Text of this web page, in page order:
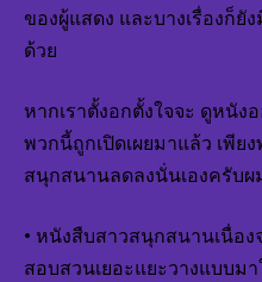
ของผู้แสดง และบางเรื่องก็
ด้วย
หากเราตั้งอกตั้งใจจะ ดูหนั
พวกนี้ถูกเปิดเผยมาแล้ว เพีย
สนุกสนานลดลงนั่นเองครับผ
• หนังสืบสาวสนุกสนานเนื่อง
สอบสวนเยอะแยะวางแบบม